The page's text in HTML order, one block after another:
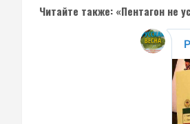
Читайте также: «Пентагон не